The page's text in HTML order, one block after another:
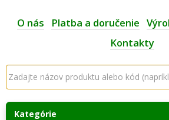
O nás Platba a doručenie
Kontakty
Kategórie